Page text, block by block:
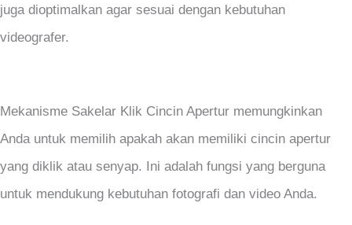
juga dioptimalkan agar sesuai dengan kebutuhan
videografer.
Mekanisme Sakelar Klik Cincin Apertur memungkinkan
Anda untuk memilih apakah akan memiliki cincin apertur
yang diklik atau senyap. Ini adalah fungsi yang berguna
untuk mendukung kebutuhan fotografi dan video Anda.